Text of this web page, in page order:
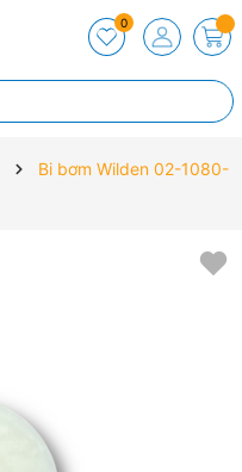
0
Bi bơm Wilden 02-1080-